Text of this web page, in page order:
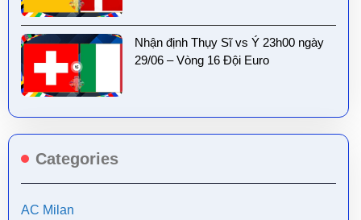
Nhận định Thụy Sĩ vs Ý 23h00 ngày
29/06 – Vòng 16 Đội Euro
Categories
AC Milan